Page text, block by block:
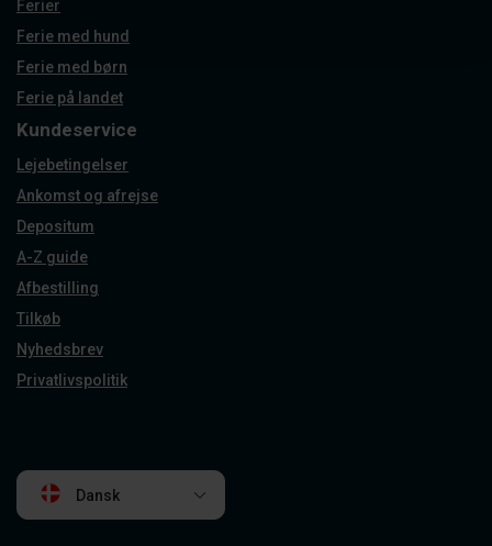
Ferier
Ferie med hund
Ferie med børn
Ferie på landet
Kundeservice
Lejebetingelser
Ankomst og afrejse
Depositum
A-Z guide
Afbestilling
Tilkøb
Nyhedsbrev
Privatlivspolitik
Dansk